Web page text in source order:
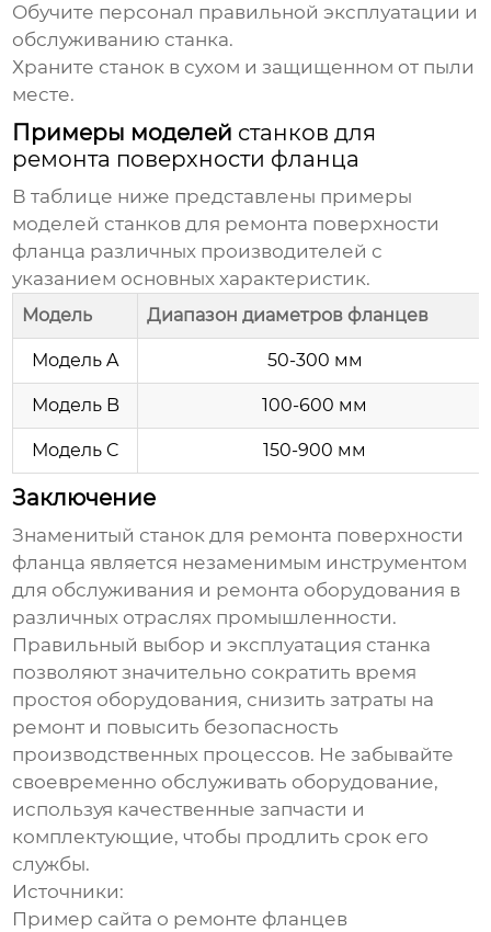
Обучите персонал правильной эксплуатации и
обслуживанию станка.
Храните станок в сухом и защищенном от пыли
месте.
Примеры моделей станков для
ремонта поверхности фланца
В таблице ниже представлены примеры
моделей станков для ремонта поверхности
фланца различных производителей с
указанием основных характеристик.
Модель Диапазон диаметров фланцев
Модель A 50-300 мм
Модель B 100-600 мм
Модель C 150-900 мм
Заключение
Знаменитый станок для ремонта поверхности
фланца является незаменимым инструментом
для обслуживания и ремонта оборудования в
различных отраслях промышленности.
Правильный выбор и эксплуатация станка
позволяют значительно сократить время
простоя оборудования, снизить затраты на
ремонт и повысить безопасность
производственных процессов. Не забывайте
своевременно обслуживать оборудование,
используя качественные запчасти и
комплектующие, чтобы продлить срок его
службы.
Источники:
Пример сайта о ремонте фланцев